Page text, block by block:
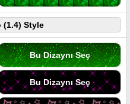
(1.4) Style
Bu Dizaynı Seç
Bu Dizaynı Seç